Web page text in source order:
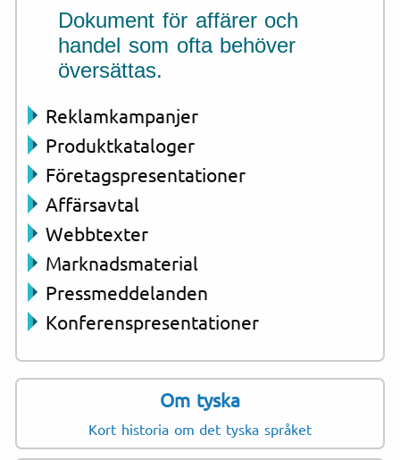
Dokument för affärer och
handel som ofta behöver
översättas.
Reklamkampanjer
Produktkataloger
Företagspresentationer
Affärsavtal
Webbtexter
Marknadsmaterial
Pressmeddelanden
Konferenspresentationer
Om tyska
Kort historia om det tyska språket